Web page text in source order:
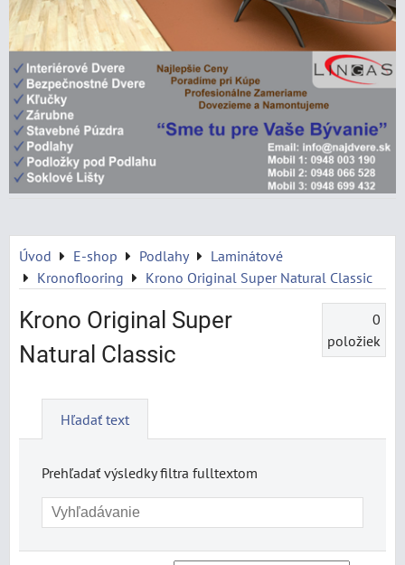
Úvod E-shop Podlahy
Laminátové
Kronoflooring
Krono Original Super Natural Classic
Krono Original Super
Natural Classic
0
položiek
Hľadať text
Prehľadať výsledky filtra fulltextom